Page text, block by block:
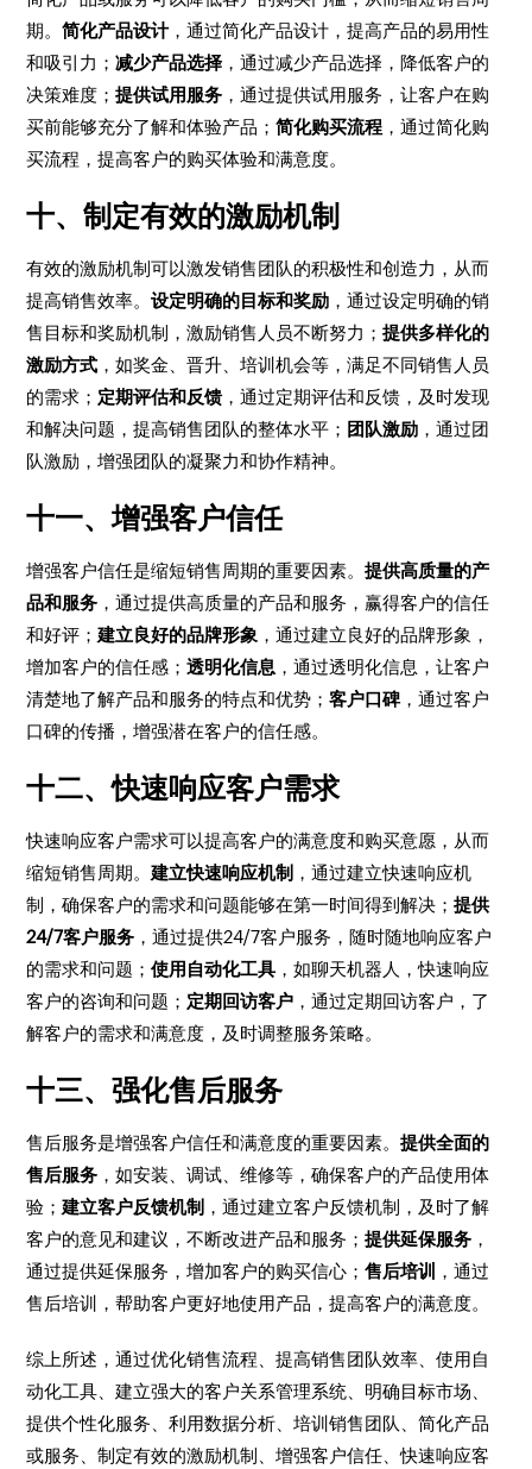
期。简化产品设计，通过简化产品设计，提高产品的易用性
和吸引力；减少产品选择 ，通过减少产品选择，降低客户的
决策难度；提供试用服务 ，通过提供试用服务，让客户在购
买前能够充分了解和体验产品；简化购买流程 ，通过简化购
买流程，提高客户的购买体验和满意度。
十、制定有效的激励机制
有效的激励机制可以激发销售团队的积极性和创造力，从而
提高销售效率。设定明确的目标和奖励 ，通过设定明确的销
售目标和奖励机制，激励销售人员不断努力；提供多样化的
激励方式 ，如奖金、晋升、培训机会等，满足不同销售人员
的需求； 定期评估和反馈，通过定期评估和反馈，及时发现
和解决问题，提高销售团队的整体水平； 团队激励 ，通过团
队激励，增强团队的凝聚力和协作精神。
十一、增强客户信任
增强客户信任是缩短销售周期的重要因素。提供高质量的产
品和服务 ，通过提供高质量的产品和服务，赢得客户的信任
和好评；建立良好的品牌形象 ，通过建立良好的品牌形象，
增加客户的信任感；透明化信息 ，通过透明化信息，让客户
清楚地了解产品和服务的特点和优势；客户口碑，通过客户
口碑的传播，增强潜在客户的信任感。
十二、快速响应客户需求
快速响应客户需求可以提高客户的满意度和购买意愿，从而
缩短销售周期。建立快速响应机制 ，通过建立快速响应机
制，确保客户的需求和问题能够在第一时间得到解决；提供
24/7客户服务 ，通过提供24/7客户服务，随时随地响应客户
的需求和问题；使用自动化工具 ，如聊天机器人，快速响应
客户的咨询和问题； 定期回访客户 ，通过定期回访客户，了
解客户的需求和满意度，及时调整服务策略。
十三、强化售后服务
售后服务是增强客户信任和满意度的重要因素。提供全面的
售后服务 ，如安装、调试、维修等，确保客户的产品使用体
验；建立客户反馈机制 ，通过建立客户反馈机制，及时了解
客户的意见和建议，不断改进产品和服务；提供延保服务 ，
通过提供延保服务，增加客户的购买信心；售后培训 ，通过
售后培训，帮助客户更好地使用产品，提高客户的满意度。
综上所述，通过优化销售流程、提高销售团队效率、使用自
动化工具、建立强大的客户关系管理系统、明确目标市场、
提供个性化服务、利用数据分析、培训销售团队、简化产品
或服务、制定有效的激励机制、增强客户信任、快速响应客